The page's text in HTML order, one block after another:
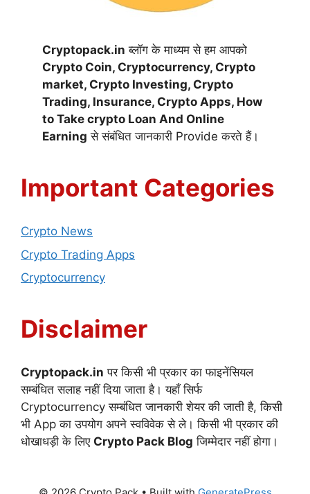
Cryptopack.in ब्लॉग के माध्यम से हम आपको
Crypto Coin, Cryptocurrency, Crypto
market, Crypto Investing, Crypto
Trading, Insurance, Crypto Apps, How
to Take crypto Loan And Online
Earning से संबंधित जानकारी Provide करते हैं।
Important Categories
Crypto News
Crypto Trading Apps
Cryptocurrency
Disclaimer
Cryptopack.in पर किसी भी प्रकार का फाइनेंसियल
सम्बंधित सलाह नहीं दिया जाता है। यहाँ सिर्फ
Cryptocurrency सम्बंधित जानकारी शेयर की जाती है, किसी
भी App का उपयोग अपने स्वविवेक से ले। किसी भी प्रकार की
धोखाधड़ी के लिए Crypto Pack Blog जिम्मेदार नहीं होगा।